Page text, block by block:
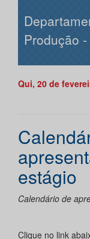
Produção
Qui, 20 de
estágio
Calendário de
Clique no link